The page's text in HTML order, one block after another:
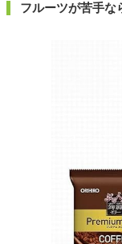
フルーツが苦手な